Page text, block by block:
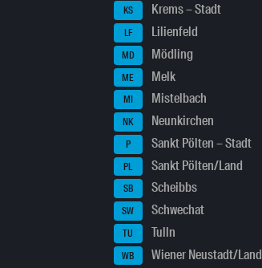
KS Krems – Stadt
LF Lilienfeld
MD Mödling
ME Melk
MI Mistelbach
NK Neunkirchen
P Sankt Pölten – Stadt
PL Sankt Pölten/Land
SB Scheibbs
SW Schwechat
TU Tulln
WB Wiener Neustadt/Land